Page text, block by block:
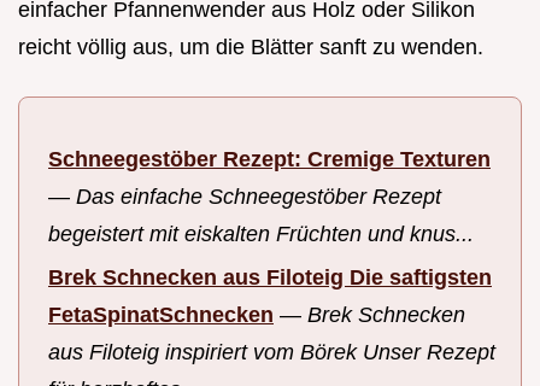
einfacher Pfannenwender aus Holz oder Silikon
reicht völlig aus, um die Blätter sanft zu wenden.
Schneegestöber Rezept: Cremige Texturen
— Das einfache Schneegestöber Rezept
begeistert mit eiskalten Früchten und knus...
Brek Schnecken aus Filoteig Die saftigsten
FetaSpinatSchnecken — Brek Schnecken
aus Filoteig inspiriert vom Börek Unser Rezept